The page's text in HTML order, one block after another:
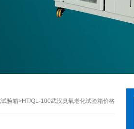
验箱>HT/QL-100武汉臭氧老化试验箱价格